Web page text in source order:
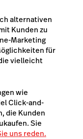
alternativen
Kunden zu
Marketing
für
vielleicht
wie
Click-and-
die Kunden
Sie
uns reden.